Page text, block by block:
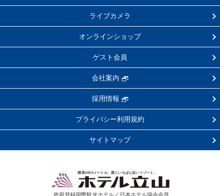
ライブカメラ
オンラインショップ
ゲスト会員
会社案内
採用情報
プライバシー利用規約
サイトマップ
標高2450メートル、星にいちばん近いリゾート。
政府登録国際観光ホテル／日本ホテル協会会員